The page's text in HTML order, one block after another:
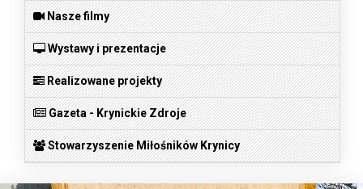
Nasze filmy
Wystawy i prezentacje
Realizowane projekty
Gazeta - Krynickie Zdroje
Stowarzyszenie Miłośników Krynicy